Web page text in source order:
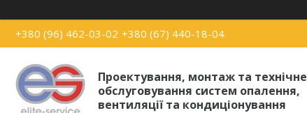
+380 (96) 462-03-02 +380 (67) 440-18-04
Проектування, монтаж та технічне
обслуговування систем опалення,
вентиляції та кондиціонування